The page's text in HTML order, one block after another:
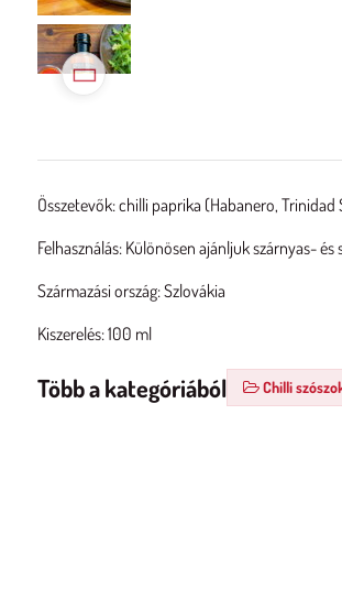
Összetevők: chilli paprika (Habanero,
Felhasználás: Különösen ajánljuk szárnyas-
Származási ország: Szlovákia
Kiszerelés: 100 ml
Több a kategóriából Chilli